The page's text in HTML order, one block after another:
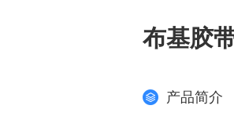
布基胶
产品简介